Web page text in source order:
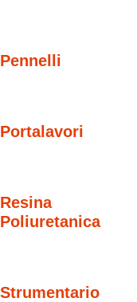
Pennelli
Portalavori
Resina
Poliuretanica
Strumentario